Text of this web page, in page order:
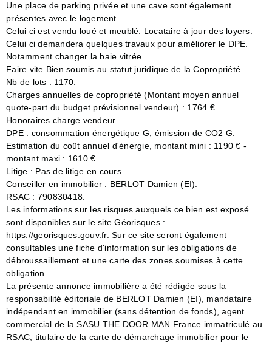
Une place de parking privée et une cave sont également
présentes avec le logement.
Celui ci est vendu loué et meublé. Locataire à jour des loyers.
Celui ci demandera quelques travaux pour améliorer le DPE.
Notamment changer la baie vitrée.
Faire vite Bien soumis au statut juridique de la Copropriété.
Nb de lots : 1170.
Charges annuelles de copropriété (Montant moyen annuel
quote-part du budget prévisionnel vendeur) : 1764 €.
Honoraires charge vendeur.
DPE : consommation énergétique G, émission de CO2 G.
Estimation du coût annuel d'énergie, montant mini : 1190 € -
montant maxi : 1610 €.
Litige : Pas de litige en cours.
Conseiller en immobilier : BERLOT Damien (EI).
RSAC : 790830418.
Les informations sur les risques auxquels ce bien est exposé
sont disponibles sur le site Géorisques :
https://georisques.gouv.fr. Sur ce site seront également
consultables une fiche d'information sur les obligations de
débroussaillement et une carte des zones soumises à cette
obligation.
La présente annonce immobilière a été rédigée sous la
responsabilité éditoriale de BERLOT Damien (EI), mandataire
indépendant en immobilier (sans détention de fonds), agent
commercial de la SASU THE DOOR MAN France immatriculé au
RSAC, titulaire de la carte de démarchage immobilier pour le